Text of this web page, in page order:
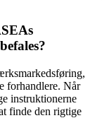
forhandlere. Når
instruktionerne
finde den rigtige